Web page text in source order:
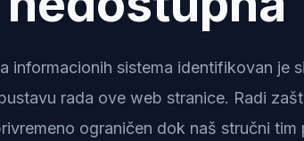
informacionih sistema identifikovan je
rada ove web stranice. Radi
ograničen dok naš stručni tim